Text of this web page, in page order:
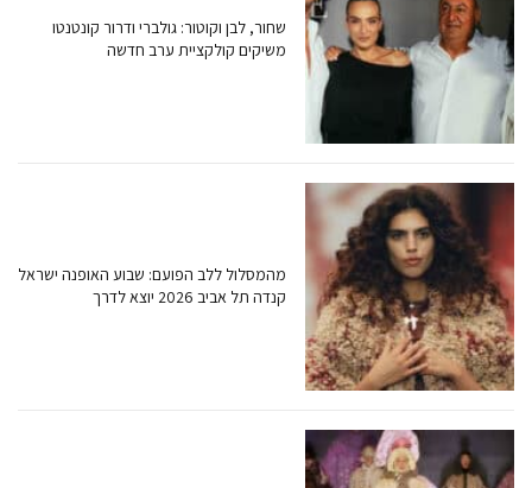
שחור, לבן וקוטור: גולברי ודרור קונטנטו
משיקים קולקציית ערב חדשה
מהמסלול ללב הפועם: שבוע האופנה ישראל
קנדה תל אביב 2026 יוצא לדרך